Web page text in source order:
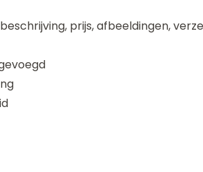
prijs, afbeeldingen,